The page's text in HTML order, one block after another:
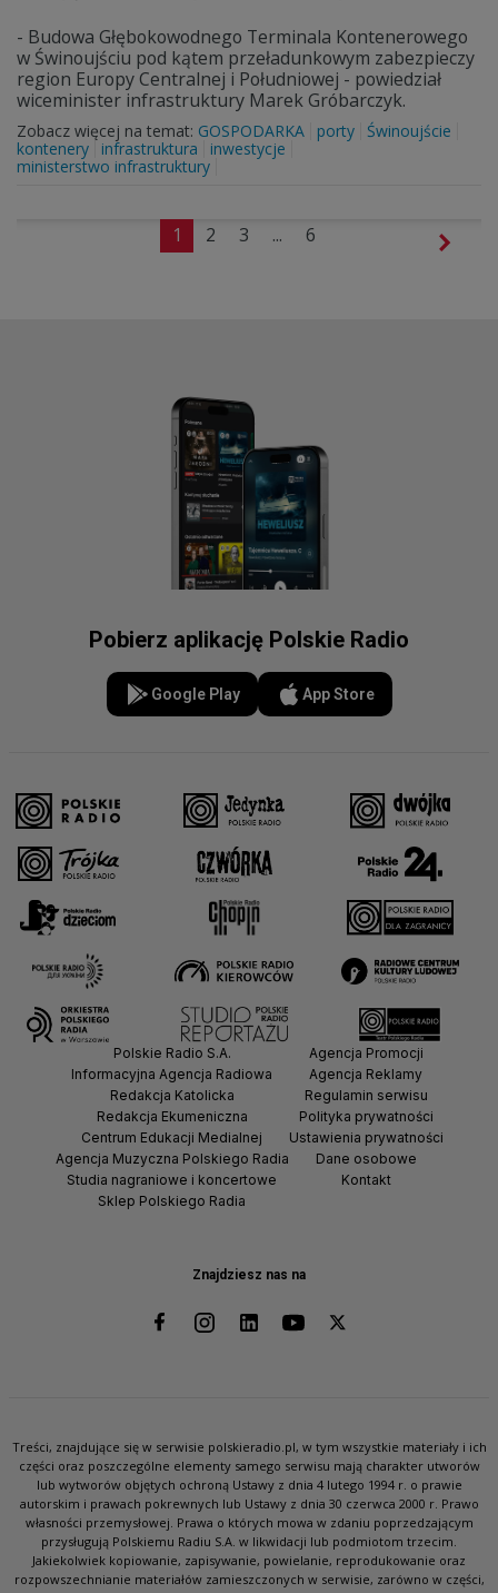
- Budowa Głębokowodnego Terminala Kontenerowego
w Świnoujściu pod kątem przeładunkowym zabezpieczy
region Europy Centralnej i Południowej - powiedział
wiceminister infrastruktury Marek Gróbarczyk.
Zobacz więcej na temat: GOSPODARKA porty Świnoujście
kontenery
infrastruktura
inwestycje
ministerstwo infrastruktury
1 2 3 ... 6
Pobierz aplikację Polskie Radio
Google Play App Store
Znajdziesz nas na
Polskie Radio S.A.
Informacyjna Agencja Radiowa
Redakcja Katolicka
Redakcja Ekumeniczna
Centrum Edukacji Medialnej
Agencja Muzyczna Polskiego Radia
Studia nagraniowe i koncertowe
Sklep Polskiego Radia
Agencja Promocji
Agencja Reklamy
Regulamin serwisu
Polityka prywatności
Ustawienia prywatności
Dane osobowe
Kontakt
Treści, znajdujące się w serwisie polskieradio.pl, w tym wszystkie materiały i ich
części oraz poszczególne elementy samego serwisu mają charakter utworów
lub wytworów objętych ochroną Ustawy z dnia 4 lutego 1994 r. o prawie
autorskim i prawach pokrewnych lub Ustawy z dnia 30 czerwca 2000 r. Prawo
własności przemysłowej. Prawa o których mowa w zdaniu poprzedzającym
przysługują Polskiemu Radiu S.A. w likwidacji lub podmiotom trzecim.
Jakiekolwiek kopiowanie, zapisywanie, powielanie, reprodukowanie oraz
rozpowszechnianie materiałów zamieszczonych w serwisie, zarówno w części,